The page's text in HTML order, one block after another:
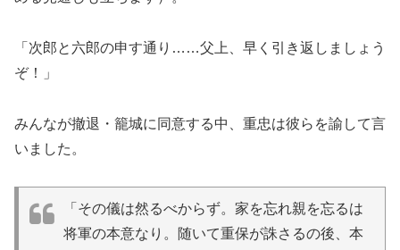
「次郎と六郎の申す通り……父上、早く引き返しましょう
ぞ！」
みんなが撤退・籠城に同意する中、重忠は彼らを諭して言
いました。
「その儀は然るべからず。家を忘れ親を忘るは
将軍の本意なり。随いて重保が誅さるの後、本